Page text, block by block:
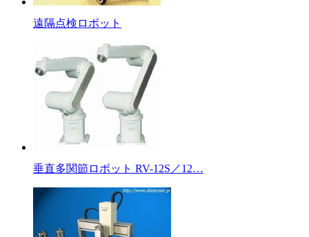
遠隔点検ロボット
垂直多関節ロボット RV-12S／12…